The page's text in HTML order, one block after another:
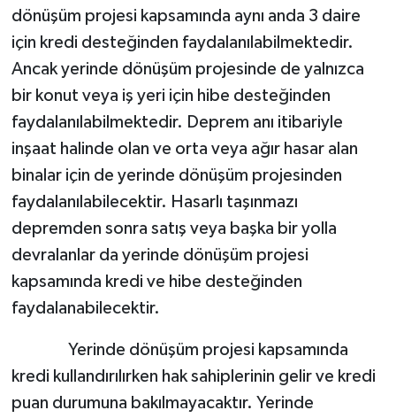
dönüşüm projesi kapsamında aynı anda 3 daire
için kredi desteğinden faydalanılabilmektedir.
Ancak yerinde dönüşüm projesinde de yalnızca
bir konut veya iş yeri için hibe desteğinden
faydalanılabilmektedir. Deprem anı itibariyle
inşaat halinde olan ve orta veya ağır hasar alan
binalar için de yerinde dönüşüm projesinden
faydalanılabilecektir. Hasarlı taşınmazı
depremden sonra satış veya başka bir yolla
devralanlar da yerinde dönüşüm projesi
kapsamında kredi ve hibe desteğinden
faydalanabilecektir.
Yerinde dönüşüm projesi kapsamında
kredi kullandırılırken hak sahiplerinin gelir ve kredi
puan durumuna bakılmayacaktır. Yerinde